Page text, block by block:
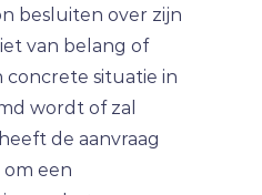
besluiten over zijn
van belang of
concrete situatie in
wordt of zal
de aanvraag
een